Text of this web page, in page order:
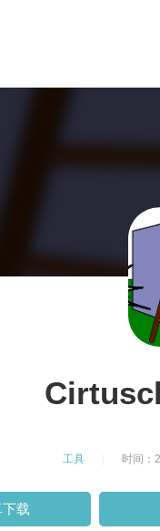
工具 时间：
载